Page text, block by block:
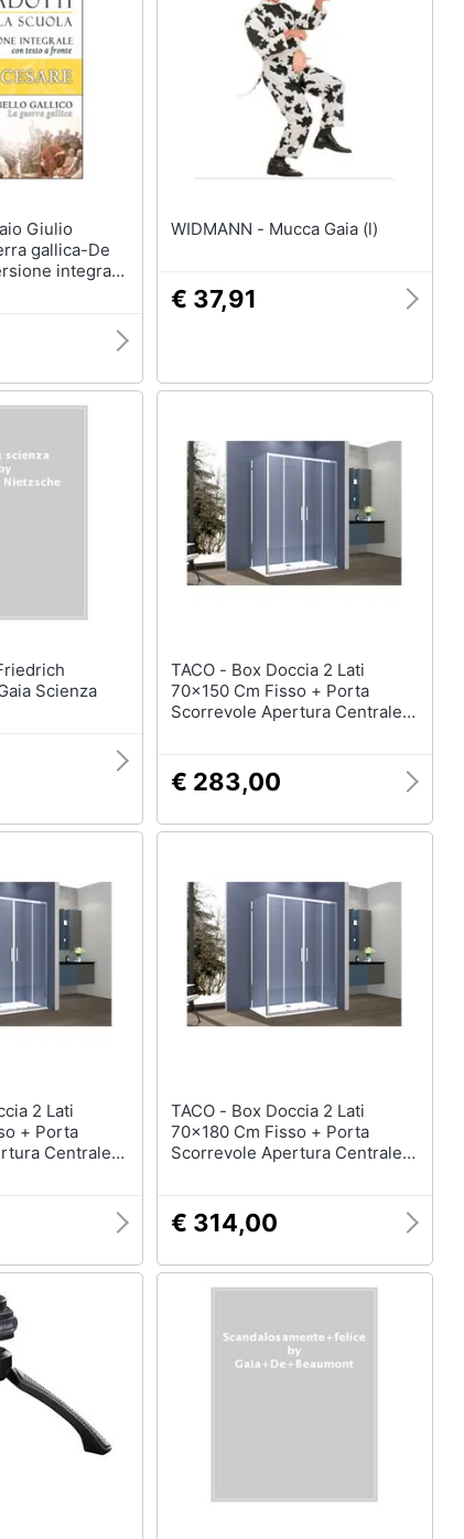
gallica-De
integrale
WIDMANN - Mucca Gaia (l)
€ 37,91
Scienza
TACO - Box Doccia 2 Lati
70x150 Cm Fisso + Porta
Scorrevole Apertura Centrale
€ 283,00
+ Porta
Centrale
TACO - Box Doccia 2 Lati
70x180 Cm Fisso + Porta
Scorrevole Apertura Centrale
€ 314,00